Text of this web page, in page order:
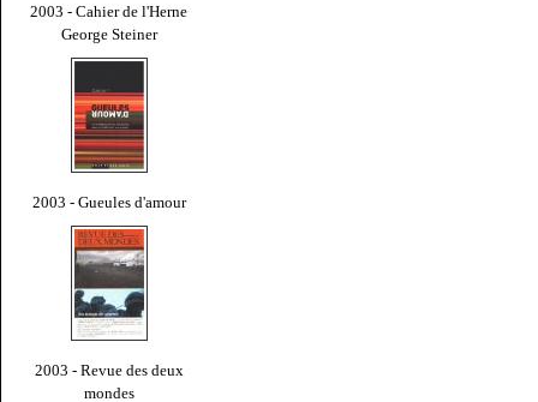
2003 - Cahier de l'Herne
George Steiner
2003 - Gueules d'amour
2003 - Revue des deux
mondes